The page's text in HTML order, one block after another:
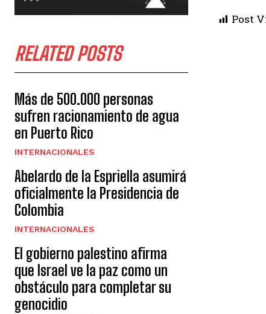
RELATED POSTS
Más de 500.000 personas
sufren racionamiento de agua
en Puerto Rico
INTERNACIONALES
Abelardo de la Espriella asumirá
oficialmente la Presidencia de
Colombia
INTERNACIONALES
El gobierno palestino afirma
que Israel ve la paz como un
obstáculo para completar su
genocidio
Post